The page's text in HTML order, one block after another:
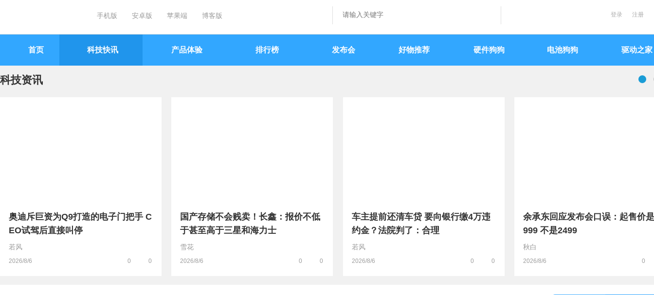
手机版 安卓版 苹果端 博客版 登录 注册
首页 科技快讯 产品体验 排行榜 发布会 好物推荐 硬件狗狗 电池狗狗 驱动之家
科技资讯
奥迪斥巨资为Q9打造的电子门把手 C
EO试驾后直接叫停
若风
2026/8/6 0
0
国产存储不会贱卖！长鑫：报价不低
于甚至高于三星和海力士
雪花
2026/8/6 0
0
车主提前还清车贷 要向银行缴4万违
约金？法院判了：合理
若风
2026/8/6 0
0
余承东回应发布会口误：起售价
999 不是2499
秋白
2026/8/6 0